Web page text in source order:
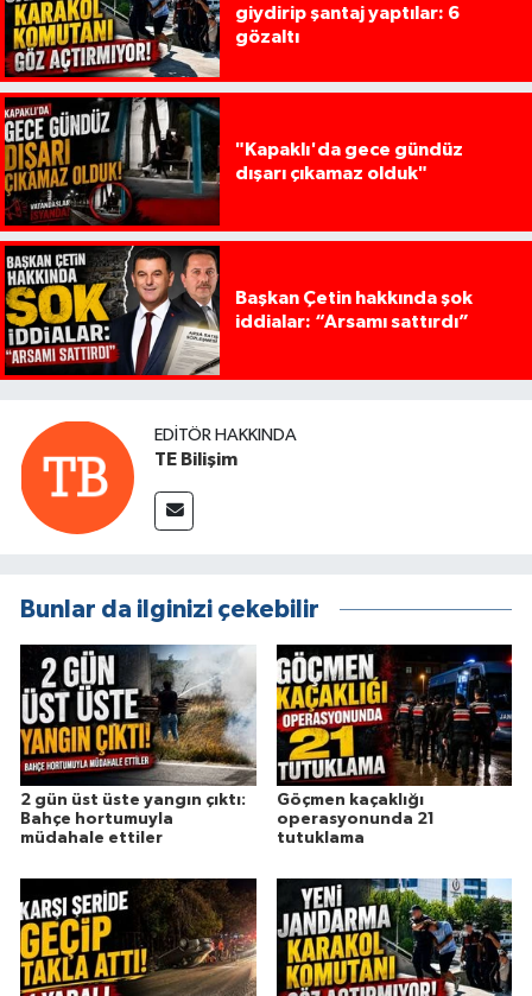
giydirip şantaj yaptılar: 6
gözaltı
"Kapaklı'da gece gündüz
dışarı çıkamaz olduk"
Başkan Çetin hakkında şok
iddialar: “Arsamı sattırdı”
EDITÖR HAKKINDA
TE Bilişim
Bunlar da ilginizi çekebilir
2 gün üst üste yangın çıktı:
Bahçe hortumuyla
müdahale ettiler
Göçmen kaçaklığı
operasyonunda 21
tutuklama